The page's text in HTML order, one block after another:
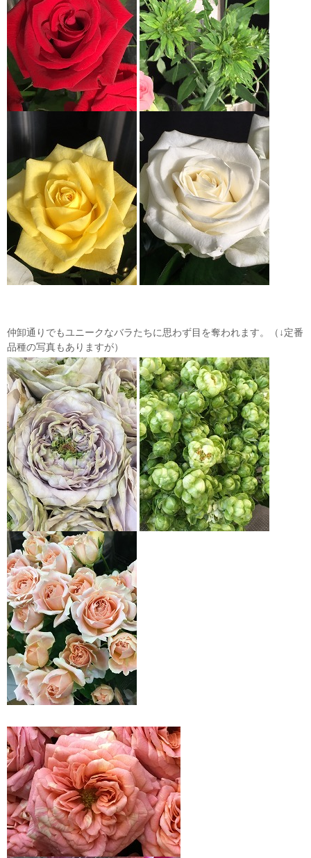
仲卸通りでもユニークなバラたちに思わず目を奪われます。（↓定番
品種の写真もありますが）